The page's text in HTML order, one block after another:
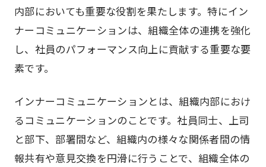
内部においても重要な役割を果たします。特にイン
ナーコミュニケーションは、組織全体の連携を強化
し、社員のパフォーマンス向上に貢献する重要な要
素です。
インナーコミュニケーションとは、組織内部におけ
るコミュニケーションのことです。社員同士、上司
と部下、部署間など、組織内の様々な関係者間の情
報共有や意見交換を円滑に行うことで、組織全体の